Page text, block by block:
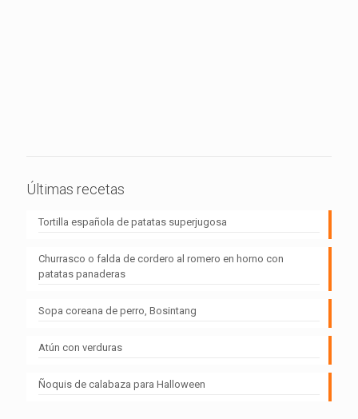
Últimas recetas
Tortilla española de patatas superjugosa
Churrasco o falda de cordero al romero en horno con
patatas panaderas
Sopa coreana de perro, Bosintang
Atún con verduras
Ñoquis de calabaza para Halloween